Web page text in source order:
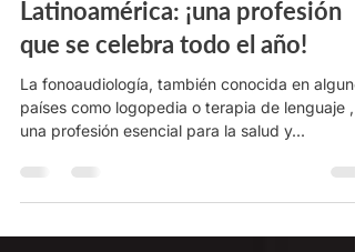
Rocío Trujillo
27 ago 2025
3 min de lectura
Día del Fonoaudiólogo en
Latinoamérica: ¡una profesión
una profesión esencial para la salud y...